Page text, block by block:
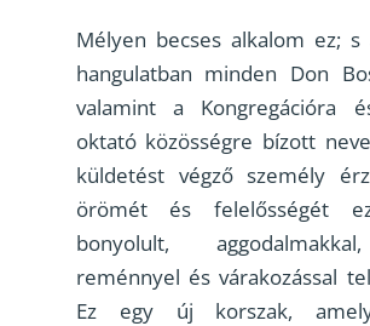
Mélyen becses alkalom ez; s
hangulatban minden Don
valamint a Kongregációra
oktató közösségre bízott
küldetést végző személy
örömét és felelősségét
bonyolult,
reménnyel és várakozással
Ez egy új korszak,